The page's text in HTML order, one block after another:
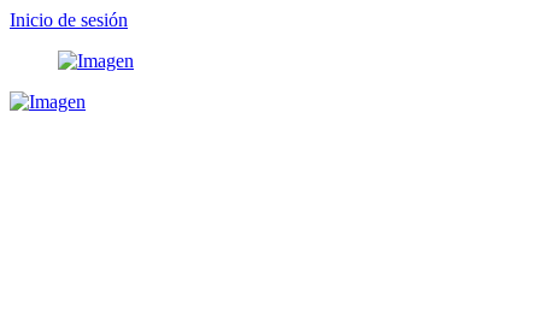
Inicio de sesión